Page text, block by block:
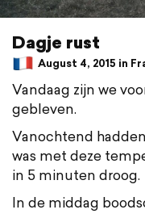
Dagje rust
August 4, 2015 in
Vandaag zijn we
gebleven.
Vanochtend
was met deze
in 5 minuten droog.
In de middag